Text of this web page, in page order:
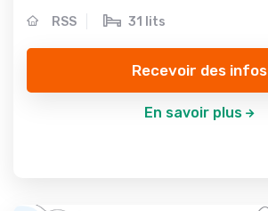
RSS 31 lits
Recevoir des infos
En savoir plus